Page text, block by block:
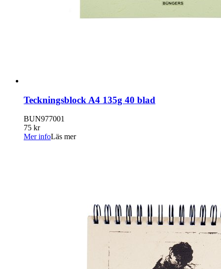
Teckningsblock A4 135g 40 blad
BUN977001
75 kr
Mer infoLäs mer